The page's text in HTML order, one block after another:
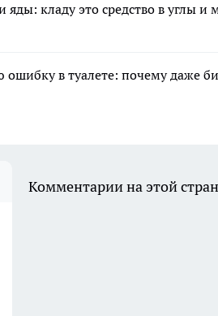
яды: кладу это средство в углы
в туалете: почему даже
Комментарии на этой